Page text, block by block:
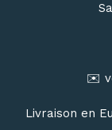
✉️
Livraison en